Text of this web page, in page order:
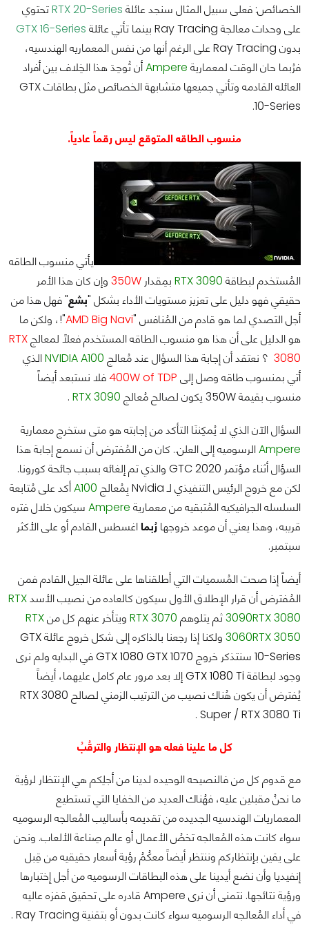
الخصائص: فعلى سبيل المثال سنجد عائلة RTX 20-Seriesتحتوي
على وحدات معالجة Ray Tracing بينما تأتي عائلة
GTX 16-Series
بدون Ray Tracing على الرغم أنها من نفس المعماريه الهندسيه،
فرُبما حان الوقت لمعمارية Ampereأن تُوحِدَ هذا الخِلاف بين أفراد
العائله القادمه وتأتي جميعها متشابهة الخصائص مثل بطاقات GTX
10-Series.
منسوب الطاقه المتوقع ليس رقماً عادياً.
يأتي منسوب الطاقه
المُستخدم لبطاقة RTX 3090 بمِقدار 350W وإن كان هذا الأمر
حقيقي فهو دليل على تعزيز مستويات الأداء بشكل "بشع" فهل هذا من
أجل التصدي لما هو قادم من المُنافس "AMD Big Navi"!، ولكن ما
هو الدليل على أن هذا هو منسوب الطاقه المستخدم فعلاً لمعالجRTX
3080 ؟ نعتقد أن إجابة هذا السؤال عند مُعالج NVIDIA A100الذي
أتي بمنسوب طاقه وصل إلى 400W of TDPفلا نستبعد أيضاً
منسوب بقيمة 350W يكون لصالح مُعالج
RTX 3090
.
السؤال الآن الذي لا يُمكِننَا التأكد من إجابته هو متى ستخرج معمارية
Ampereالرسوميه إلى العلن.. كان من المُفترض أن نسمع إجابة هذا
السؤال أثناء مؤتمر GTC 2020 والذي تم إلغائه بسبب جائحة كورونا.
لكن مع خروج الرئيس التنفيذي لـ Nvidia بِمُعالج
A100أكد على مُتابعة
السلسله الجرافيكيه المُتبقيه من معمارية Ampere سيكون خلال فتره
قريبه، وهذا يعني أن موعد خروجها رُبما اغسطس القادم أو على الأكثر
سبتمبر.
أيضاً إذا صحت المُسميات التي أطلقناها على عائلة الجيل القادم فمن
المُفترض أن قرار الإطلاق الأول سيكون كالعاده من نصيب الأسدRTX
3090RTX 3080 ثم يتلوهم RTX 3070 ويتأخر عنهم كل منRTX
3060RTX 3050 ولكنا إذا رجعنا بالذاكره إلى شكل خروج عائلةGTX
10-Series سنتذكر خروج GTX 1080 GTX 1070
في البدايه ولم نرى
وجود لبطاقة GTX 1080 Tiإلا بعد مرور عام كامل عليهما، أيضاً
يُفترض أن يكون هُناك نصيب من الترتيب الزمني لصالح RTX 3080
Super / RTX 3080 Ti .
كل ما علينا فعله هو الإنتظار والترقُبُ
مع قدوم كل منفالنصيحه الوحيده لدينا من أجلِكم هي الإنتظار لرؤية
ما نحنُ مقبلين عليه، فهُناك العديد من الخفايا التي تستطيع
المعماريات الهندسيه الجديده من تقديمه بأساليب المُعالجه الرسوميه
سواء كانت هذه المُعالجه تخصُ الأعمال أو عالم صِناعة الألعاب. ونحن
على يقين بإنتظاركم وننتظر أيضاً معكُمُ رؤية أسعار حقيقيه من قِبل
إنفيديا وأن نضع أيدينا على هذه البطاقات الرسوميه من أجل إِختبارها
ورؤية نتائجها. نتمنى أن نرى Ampere قادره على تحقيق قفزه عاليه
في أداء المُعالجه الرسوميه سواء كانت بدون أو بتقنية Ray Tracing .